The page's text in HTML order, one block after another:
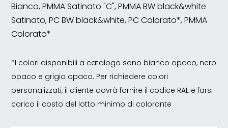
Bianco, PMMA Satinato "C", PMMA BW black&white
Satinato, PC BW black&white, PC Colorato*, PMMA
Colorato*
*I colori disponibili a catalogo sono bianco opaco, nero
opaco e grigio opaco. Per richiedere colori
personalizzati, il cliente dovrà fornire il codice RAL e farsi
carico il costo del lotto minimo di colorante